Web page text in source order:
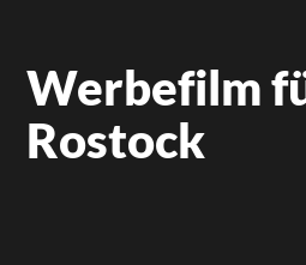
Werbefilm
Rostock